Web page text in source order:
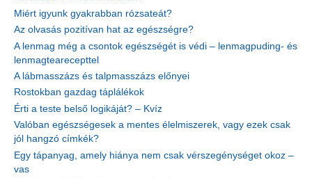
Miért igyunk gyakrabban rózsateát?
Az olvasás pozitívan hat az egészségre?
A lenmag még a csontok egészségét is védi – lenmagpuding- és
lenmagtearecepttel
A lábmasszázs és talpmasszázs előnyei
Rostokban gazdag táplálékok
Érti a teste belső logikáját? – Kvíz
Valóban egészségesek a mentes élelmiszerek, vagy ezek csak
jól hangzó címkék?
Egy tápanyag, amely hiánya nem csak vérszegénységet okoz –
vas